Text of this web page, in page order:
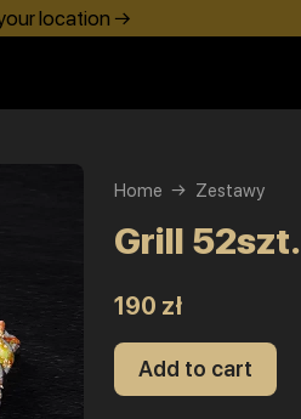
location →
Home Zestawy
Grill 52szt.
190 zł
Add to cart